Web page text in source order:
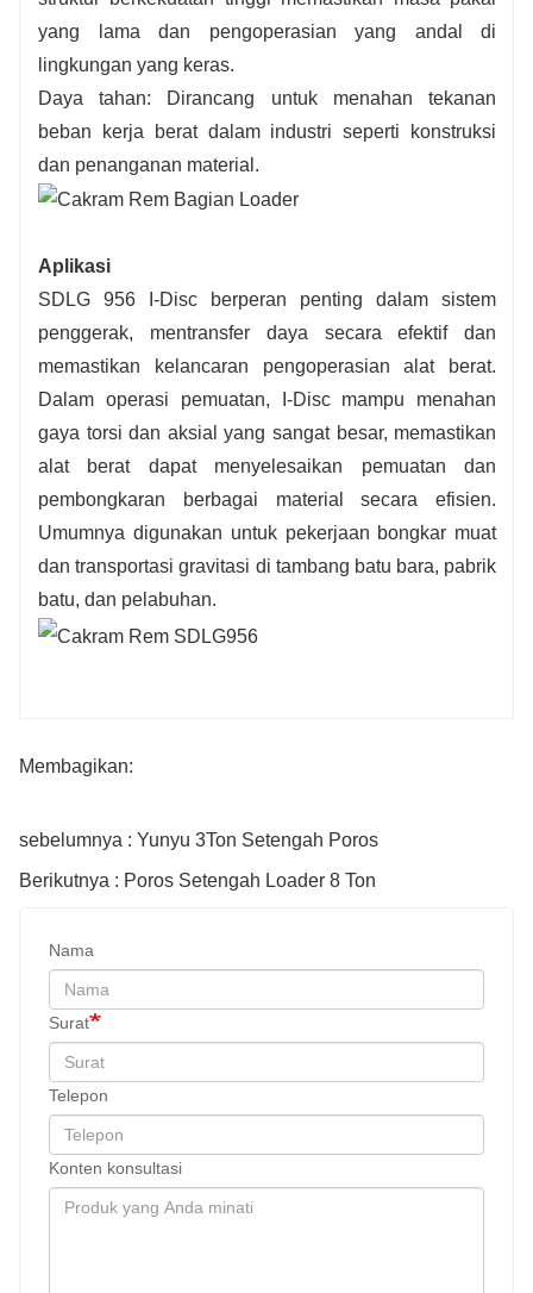
yang lama dan pengoperasian yang andal di
lingkungan yang keras.
Daya tahan: Dirancang untuk menahan tekanan
beban kerja berat dalam industri seperti konstruksi
dan penanganan material.
Aplikasi
SDLG 956 I-Disc berperan penting dalam sistem
penggerak, mentransfer daya secara efektif dan
memastikan kelancaran pengoperasian alat berat.
Dalam operasi pemuatan, I-Disc mampu menahan
gaya torsi dan aksial yang sangat besar, memastikan
alat berat dapat menyelesaikan pemuatan dan
pembongkaran berbagai material secara efisien.
Umumnya digunakan untuk pekerjaan bongkar muat
dan transportasi gravitasi di tambang batu bara, pabrik
batu, dan pelabuhan.
Membagikan:
sebelumnya : Yunyu 3Ton Setengah Poros
Berikutnya : Poros Setengah Loader 8 Ton
Nama
Surat
Telepon
Konten konsultasi